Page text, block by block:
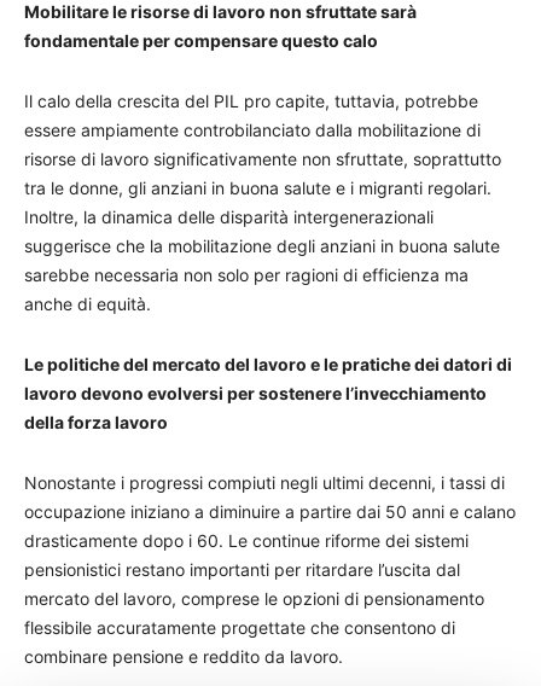
Mobilitare le risorse di lavoro non sfruttate sarà
fondamentale per compensare questo calo
Il calo della crescita del PIL pro capite, tuttavia, potrebbe
essere ampiamente controbilanciato dalla mobilitazione di
risorse di lavoro significativamente non sfruttate, soprattutto
tra le donne, gli anziani in buona salute e i migranti regolari.
Inoltre, la dinamica delle disparità intergenerazionali
suggerisce che la mobilitazione degli anziani in buona salute
sarebbe necessaria non solo per ragioni di efficienza ma
anche di equità.
Le politiche del mercato del lavoro e le pratiche dei datori di
lavoro devono evolversi per sostenere l’invecchiamento
della forza lavoro
Nonostante i progressi compiuti negli ultimi decenni, i tassi di
occupazione iniziano a diminuire a partire dai 50 anni e calano
drasticamente dopo i 60. Le continue riforme dei sistemi
pensionistici restano importanti per ritardare l’uscita dal
mercato del lavoro, comprese le opzioni di pensionamento
flessibile accuratamente progettate che consentono di
combinare pensione e reddito da lavoro.